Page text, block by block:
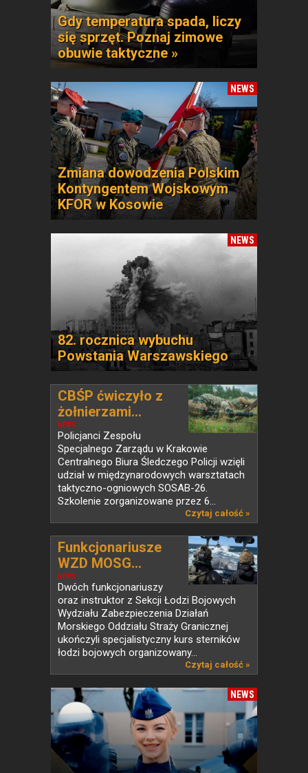
Gdy temperatura spada, liczy
się sprzęt. Poznaj zimowe
obuwie taktyczne »
NEWS
Zmiana dowodzenia Polskim
Kontyngentem Wojskowym
KFOR w Kosowie
NEWS
82. rocznica wybuchu
Powstania Warszawskiego
NEWS
CBŚP ćwiczyło z
żołnierzami...
Policjanci Zespołu
Specjalnego Zarządu w Krakowie
Centralnego Biura Śledczego Policji wzięli
udział w międzynarodowych warsztatach
taktyczno-ogniowych SOSAB-26.
Szkolenie zorganizowane przez 6...
Czytaj całość »
NEWS
Funkcjonariusze
WZD MOSG...
Dwóch funkcjonariuszy
oraz instruktor z Sekcji Łodzi Bojowych
Wydziału Zabezpieczenia Działań
Morskiego Oddziału Straży Granicznej
ukończyli specjalistyczny kurs sterników
łodzi bojowych organizowany...
Czytaj całość »
NEWS